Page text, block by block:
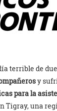
terrible de
y
para la
Tigray, una